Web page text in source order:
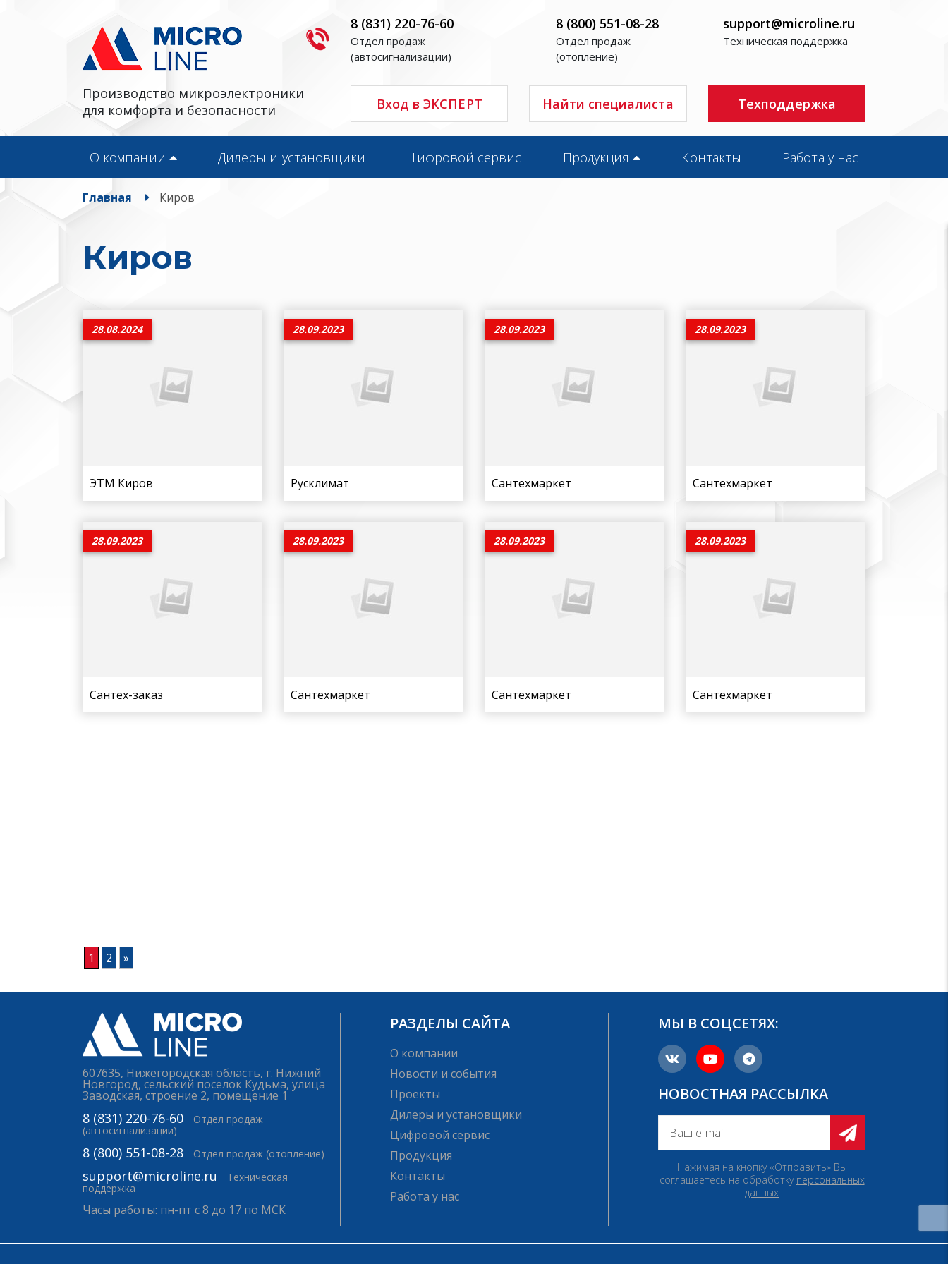
Производство микроэлектроники
для комфорта и безопасности
8 (831) 220-76-60
Отдел продаж
(автосигнализации)
8 (800) 551-08-28
Отдел продаж
(отопление)
support@microline.ru
Техническая поддержка
Вход в ЭКСПЕРТ Найти специалиста Техподдержка
О компании Дилеры и установщики Цифровой сервис Продукция Контакты Работа у нас
Главная Киров
Киров
28.08.2024
ЭТМ Киров
28.09.2023
Русклимат
28.09.2023
Сантехмаркет
28.09.2023
Сантехмаркет
28.09.2023
Сантех-заказ
28.09.2023
Сантехмаркет
28.09.2023
Сантехмаркет
28.09.2023
Сантехмаркет
1 2 »
607635, Нижегородская область, г. Нижний
Новгород, сельский поселок Кудьма, улица
Заводская, строение 2, помещение 1
8 (831) 220-76-60
Отдел продаж
(автосигнализации)
8 (800) 551-08-28 Отдел продаж (отопление)
support@microline.ru
Техническая
поддержка
Часы работы: пн-пт с 8 до 17 по МСК
РАЗДЕЛЫ САЙТА
О компании
Новости и события
Проекты
Дилеры и установщики
Цифровой сервис
Продукция
Контакты
Работа у нас
МЫ В СОЦСЕТЯХ:
НОВОСТНАЯ РАССЫЛКА
Нажимая на кнопку «Отправить» Вы
соглашаетесь на обработку персональных
данных